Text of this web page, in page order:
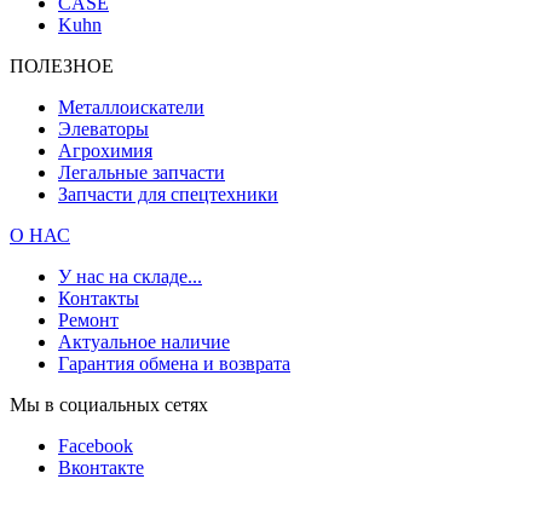
Kuhn
ПОЛЕЗНОЕ
Металлоискатели
Элеваторы
Агрохимия
Легальные запчасти
Запчасти для спецтехники
О НАС
У нас на складе...
Контакты
Ремонт
Актуальное наличие
Гарантия обмена и возврата
Мы в социальных сетях
Facebook
Вконтакте